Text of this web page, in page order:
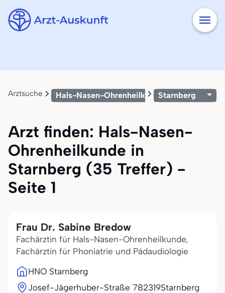
Arztsuche Hals-Nasen-OhrenheilkundeStarnberg
Arzt finden: Hals-Nasen-
Ohrenheilkunde in
Starnberg (35 Treffer) -
Seite 1
Frau Dr. Sabine Bredow
Fachärztin für Hals-Nasen-Ohrenheilkunde,
Fachärztin für Phoniatrie und Pädaudiologie
HNO Starnberg
Josef-Jägerhuber-Straße 782319Starnberg